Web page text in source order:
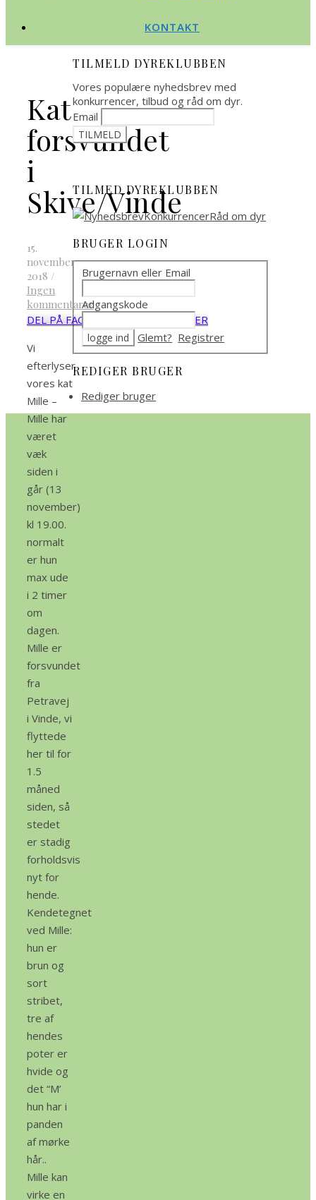
KONTAKT
Kat
forsvundet
i
Skive/Vinde
15.
november
2018 /
Ingen
kommentarer
DEL PÅ FACEBOOK
DEL PÅ TWITTER
Vi
efterlyser
vores kat
Mille –
Mille har
været
væk
siden i
går (13
november)
kl 19.00.
normalt
er hun
max ude
i 2 timer
om
dagen.
Mille er
forsvundet
fra
Petravej
i Vinde, vi
flyttede
her til for
1.5
måned
siden, så
stedet
er stadig
forholdsvis
nyt for
hende.
Kendetegnet
ved Mille:
hun er
brun og
sort
stribet,
tre af
hendes
poter er
hvide og
det “M’
hun har i
panden
af mørke
hår..
Mille kan
virke en
TILMELD DYREKLUBBEN
Vores populære nyhedsbrev med
konkurrencer, tilbud og råd om dyr.
Email
TILMED DYREKLUBBEN
BRUGER LOGIN
Brugernavn eller Email
Adgangskode
Glemt? Registrer
REDIGER BRUGER
Rediger bruger